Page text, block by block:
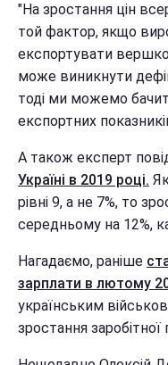
"На зростання цін
той фактор, якщо
експортувати
може виникнути
тоді ми можемо
експортних
А також експерт
Україні в 2019 році.
рівні 9, а не 7%, то
середньому на 12%,
Нагадаємо, раніше
зарплати в лютому
українським
зростання